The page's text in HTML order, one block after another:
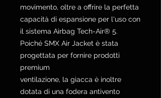
movimento, oltre a offrire la perfetta
capacità di espansione per l'uso con
il sistema Airbag Tech-Air® 5.
Poiché SMX Air Jacket è stata
progettata per fornire prodotti
premium
ventilazione, la giacca è inoltre
dotata di una fodera antivento